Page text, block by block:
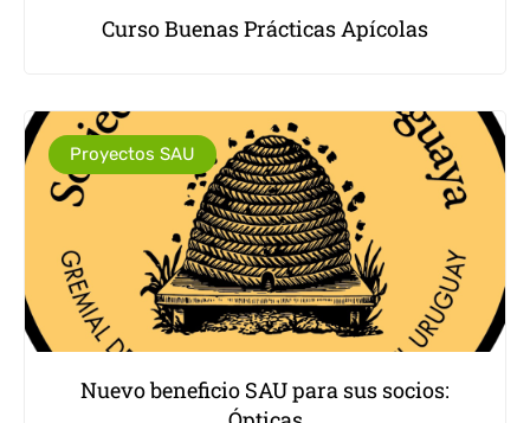
Curso Buenas Prácticas Apícolas
Proyectos SAU
Nuevo beneficio SAU para sus socios: